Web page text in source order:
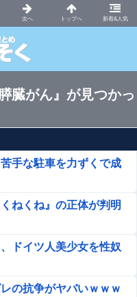
新着&人気
ース速報VIP
臓がん』が見つかっ
手な駐車を力ずくで成
ねくね』の正体が判明
ドイツ人美少女を性奴
の抗争がヤバいｗｗｗ